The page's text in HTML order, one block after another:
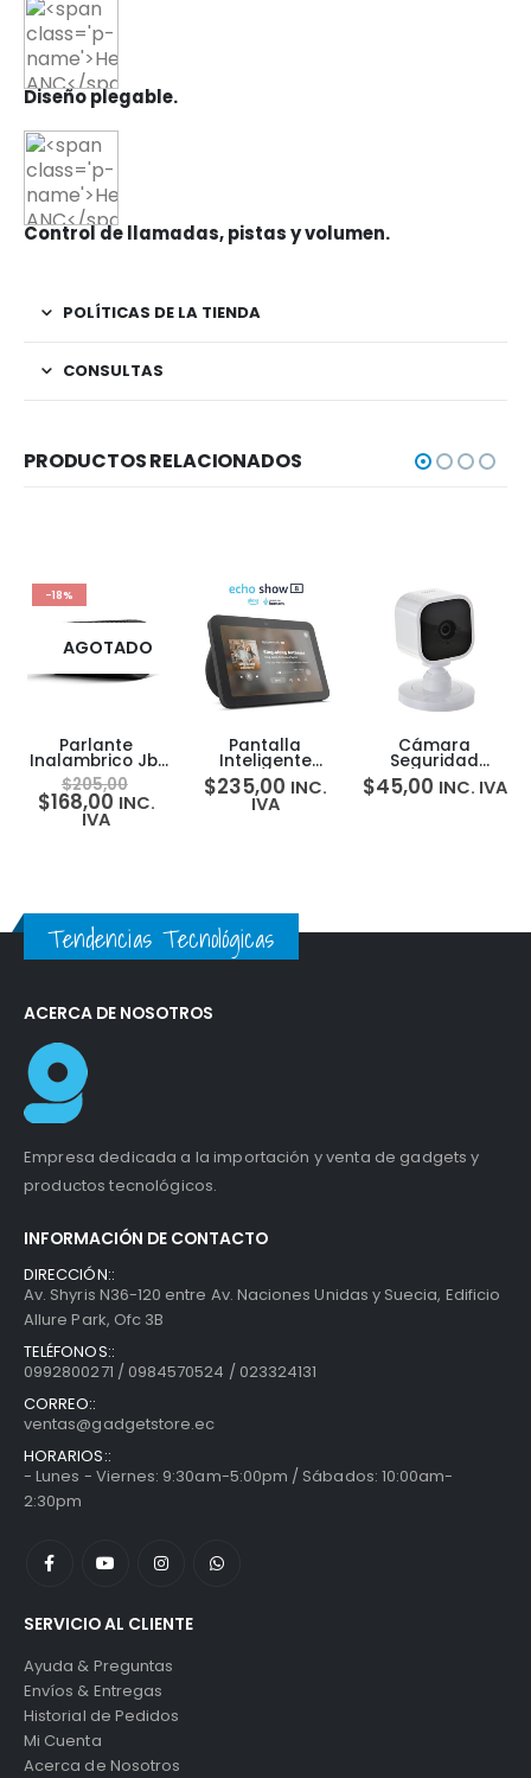
Diseño plegable.
Control de llamadas, pistas y volumen.
POLÍTICAS DE LA TIENDA
CONSULTAS
PRODUCTOS RELACIONADOS
-18%
AGOTADO
Parlante
Inalambrico Jbl
Flip 6 Bluetooth
30w 12 Horas
Ip67
$205,00
$168,00 INC.
IVA
Pantalla
Inteligente
Amazon Alexa
Echo Show 8
$235,00 INC.
IVA
Cámara
Seguridad
Inteligente
Inalámbrica
$45,00 INC. IVA
Tendencias Tecnológicas
ACERCA DE NOSOTROS
Empresa dedicada a la importación y venta de gadgets y
productos tecnológicos.
INFORMACIÓN DE CONTACTO
DIRECCIÓN::
Av. Shyris N36-120 entre Av. Naciones Unidas y Suecia, Edificio
Allure Park, Ofc 3B
TELÉFONOS::
0992800271 / 0984570524 / 023324131
CORREO::
ventas@gadgetstore.ec
HORARIOS::
- Lunes - Viernes: 9:30am-5:00pm / Sábados: 10:00am-
2:30pm
SERVICIO AL CLIENTE
Ayuda & Preguntas
Envíos & Entregas
Historial de Pedidos
Mi Cuenta
Acerca de Nosotros